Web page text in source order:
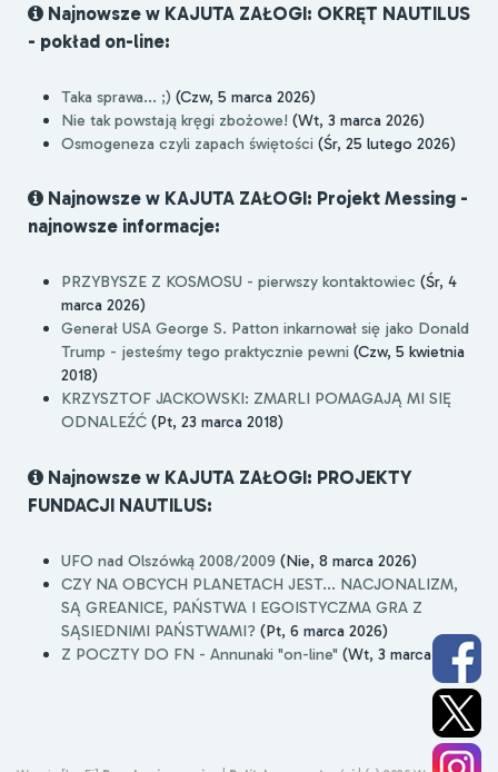
Najnowsze w KAJUTA ZAŁOGI: OKRĘT NAUTILUS
- pokład on-line:
Taka sprawa... ;) (Czw, 5 marca 2026)
Nie tak powstają kręgi zbożowe! (Wt, 3 marca 2026)
Osmogeneza czyli zapach świętości (Śr, 25 lutego 2026)
Najnowsze w KAJUTA ZAŁOGI: Projekt Messing -
najnowsze informacje:
PRZYBYSZE Z KOSMOSU - pierwszy kontaktowiec (Śr, 4
marca 2026)
Generał USA George S. Patton inkarnował się jako Donald
Trump - jesteśmy tego praktycznie pewni (Czw, 5 kwietnia
2018)
KRZYSZTOF JACKOWSKI: ZMARLI POMAGAJĄ MI SIĘ
ODNALEŹĆ (Pt, 23 marca 2018)
Najnowsze w KAJUTA ZAŁOGI: PROJEKTY
FUNDACJI NAUTILUS:
UFO nad Olszówką 2008/2009 (Nie, 8 marca 2026)
CZY NA OBCYCH PLANETACH JEST... NACJONALIZM,
SĄ GREANICE, PAŃSTWA I EGOISTYCZMA GRA Z
SĄSIEDNIMI PAŃSTWAMI? (Pt, 6 marca 2026)
Z POCZTY DO FN - Annunaki "on-line" (Wt, 3 marca 2026)